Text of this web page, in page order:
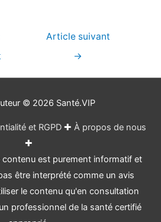
Article suivant
→
© 2026 Santé.VIP
et RGPD✚ À propos de nous
✚
est purement informatif et
être interprété comme un avis
le contenu qu'en consultation
professionnel de la santé certifié